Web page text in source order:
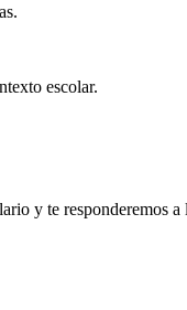
escolar.
y te responderemos a